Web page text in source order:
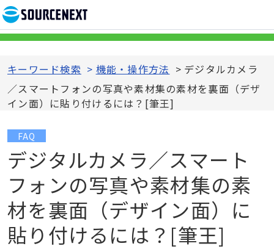
キーワード検索 > 機能・操作方法 > デジタルカメラ
／スマートフォンの写真や素材集の素材を裏面（デザ
イン面）に貼り付けるには？[筆王]
FAQ
デジタルカメラ／スマート
フォンの写真や素材集の素
材を裏面（デザイン面）に
貼り付けるには？[筆王]